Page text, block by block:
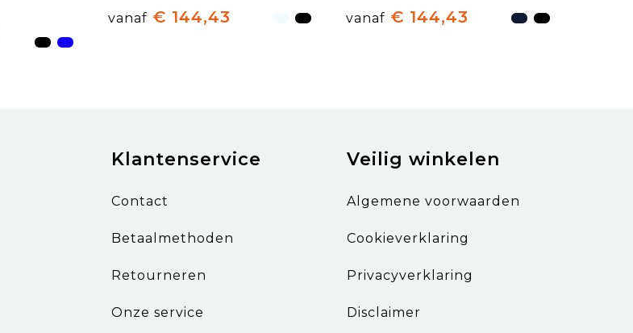
vanaf € 144,43 vanaf € 144,43
Klantenservice
Contact
Betaalmethoden
Retourneren
Onze service
Veilig winkelen
Algemene voorwaarden
Cookieverklaring
Privacyverklaring
Disclaimer